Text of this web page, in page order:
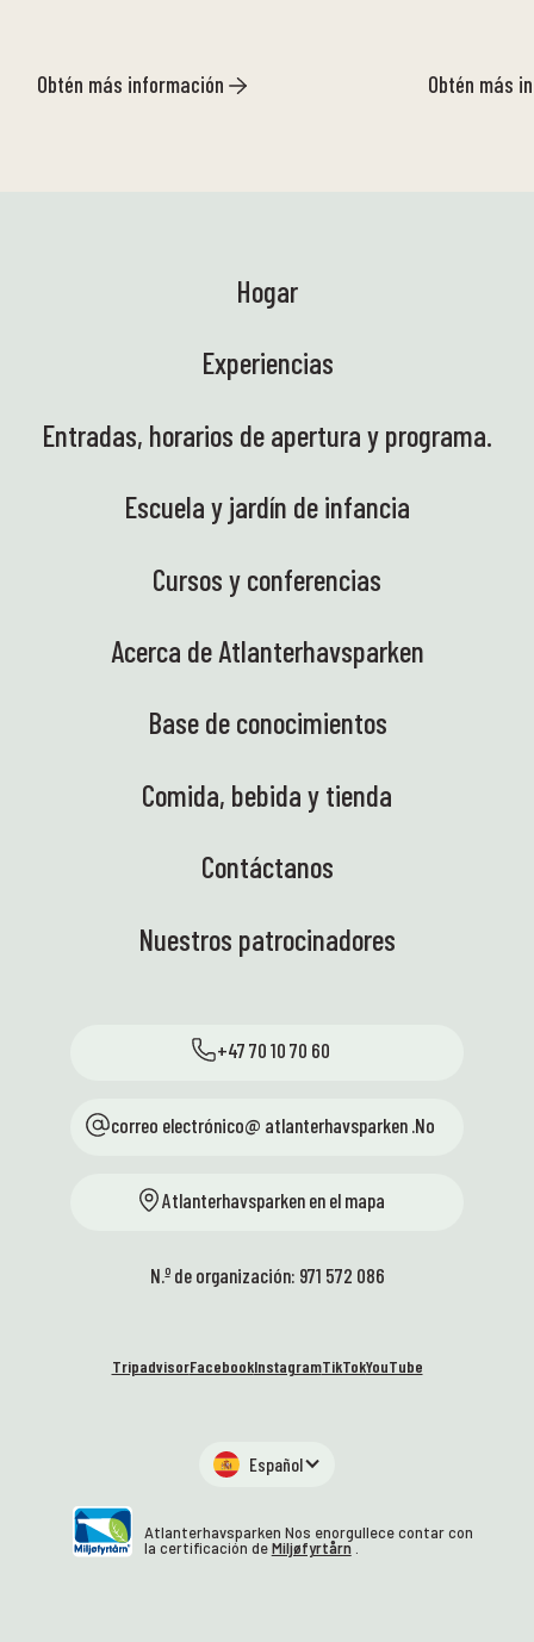
Obtén más información Obtén más
Hogar
Experiencias
Entradas, horarios de apertura y programa.
Escuela y jardín de infancia
Cursos y conferencias
Acerca de Atlanterhavsparken
Base de conocimientos
Comida, bebida y tienda
Contáctanos
Nuestros patrocinadores
+47 70 10 70 60
correo electrónico@ atlanterhavsparken .No
Atlanterhavsparken en el mapa
N.º de organización: 971 572 086
TripadvisorFacebookInstagramTikTokYouTube
Español
Atlanterhavsparken Nos enorgullece contar con
la certificación deMiljøfyrtårn.